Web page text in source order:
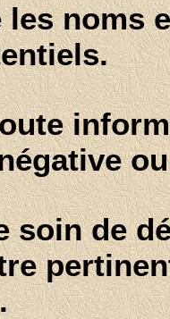
les noms
soin de